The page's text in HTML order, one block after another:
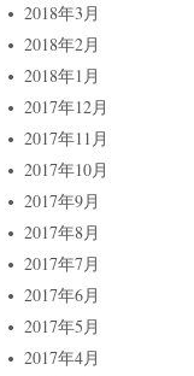
2018年3月
2018年2月
2018年1月
2017年12月
2017年11月
2017年10月
2017年9月
2017年8月
2017年7月
2017年6月
2017年5月
2017年4月